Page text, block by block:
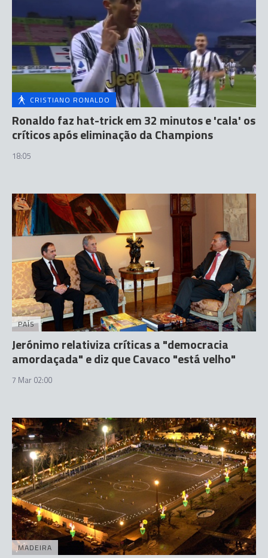
CRISTIANO RONALDO
Ronaldo faz hat-trick em 32 minutos e 'cala' os
críticos após eliminação da Champions
18:05
PAÍS
Jerónimo relativiza críticas a "democracia
amordaçada" e diz que Cavaco "está velho"
7 Mar 02:00
MADEIRA